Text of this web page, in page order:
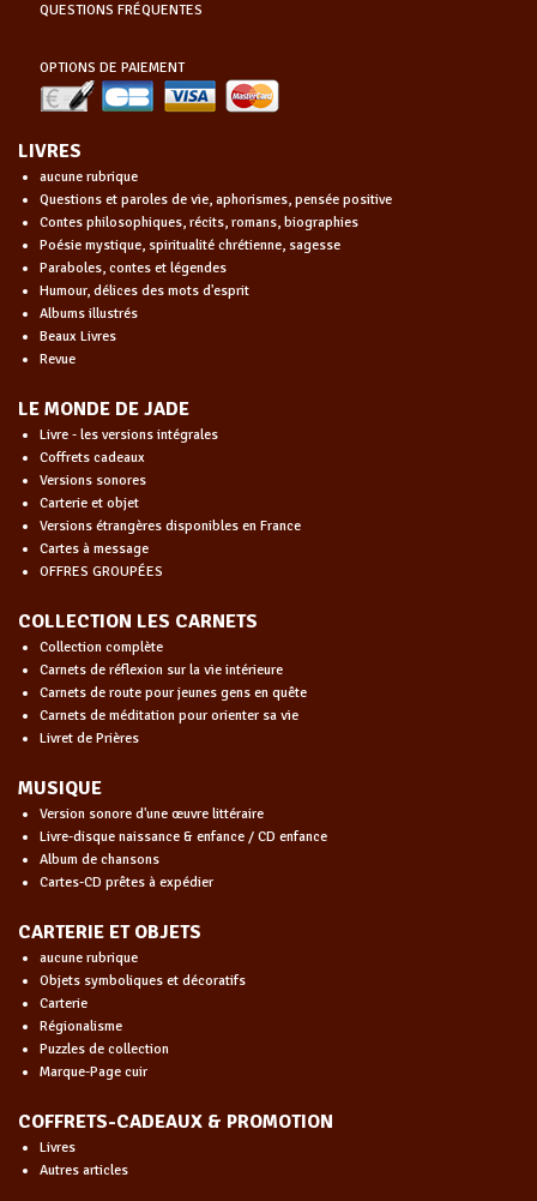
QUESTIONS FRÉQUENTES
OPTIONS DE PAIEMENT
LIVRES
aucune rubrique
Questions et paroles de vie, aphorismes, pensée positive
Contes philosophiques, récits, romans, biographies
Poésie mystique, spiritualité chrétienne, sagesse
Paraboles, contes et légendes
Humour, délices des mots d'esprit
Albums illustrés
Beaux Livres
Revue
LE MONDE DE JADE
Livre - les versions intégrales
Coffrets cadeaux
Versions sonores
Carterie et objet
Versions étrangères disponibles en France
Cartes à message
OFFRES GROUPÉES
COLLECTION LES CARNETS
Collection complète
Carnets de réflexion sur la vie intérieure
Carnets de route pour jeunes gens en quête
Carnets de méditation pour orienter sa vie
Livret de Prières
MUSIQUE
Version sonore d'une œuvre littéraire
Livre-disque naissance & enfance / CD enfance
Album de chansons
Cartes-CD prêtes à expédier
CARTERIE ET OBJETS
aucune rubrique
Objets symboliques et décoratifs
Carterie
Régionalisme
Puzzles de collection
Marque-Page cuir
COFFRETS-CADEAUX & PROMOTION
Livres
Autres articles